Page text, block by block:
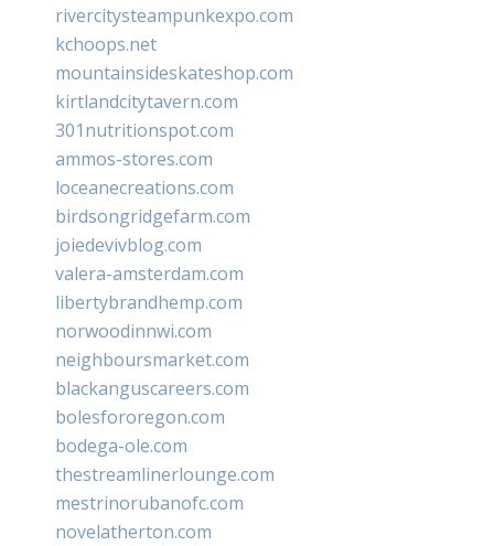
rivercitysteampunkexpo.com
kchoops.net
mountainsideskateshop.com
kirtlandcitytavern.com
301nutritionspot.com
ammos-stores.com
loceanecreations.com
birdsongridgefarm.com
joiedevivblog.com
valera-amsterdam.com
libertybrandhemp.com
norwoodinnwi.com
neighboursmarket.com
blackanguscareers.com
bolesfororegon.com
bodega-ole.com
thestreamlinerlounge.com
mestrinorubanofc.com
novelatherton.com